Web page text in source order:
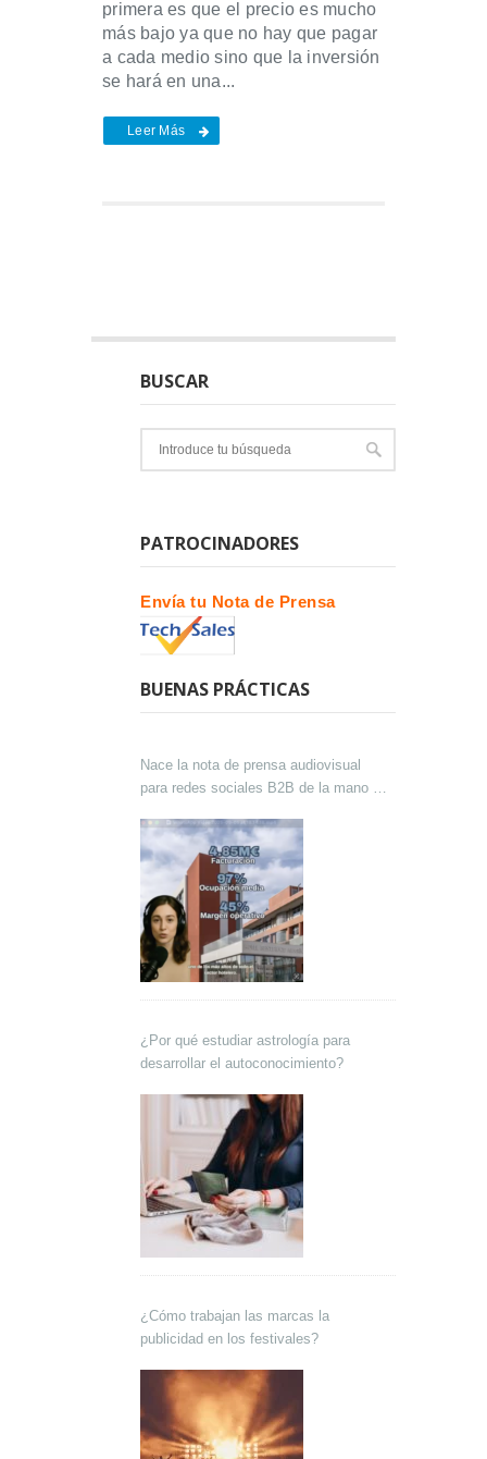
primera es que el precio es mucho
más bajo ya que no hay que pagar
a cada medio sino que la inversión
se hará en una...
Leer Más
BUSCAR
PATROCINADORES
Envía tu Nota de Prensa
BUENAS PRÁCTICAS
Nace la nota de prensa audiovisual
para redes sociales B2B de la mano de
¿Por qué estudiar astrología para
desarrollar el autoconocimiento?
¿Cómo trabajan las marcas la
publicidad en los festivales?